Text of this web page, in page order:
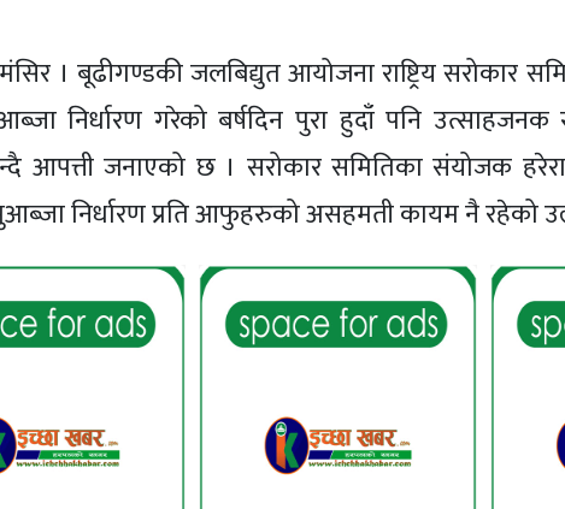
। बूढीगण्डकी जलबिद्युत आयोजना राष्ट्रिय सरोकार
निर्धारण गरेको बर्षदिन पुरा हुदाँ पनि
आपत्ती जनाएको छ । सरोकार समितिका संयोजक
मुआब्जा निर्धारण प्रति आफुहरुको असहमती कायम नै रहेको